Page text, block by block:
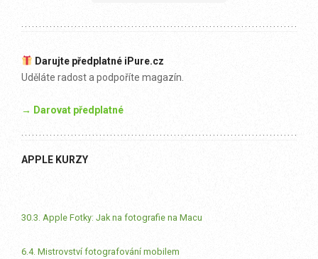
Darujte předplatné iPure.cz
Uděláte radost a podpoříte magazín.
→ Darovat předplatné
APPLE KURZY
30.3. Apple Fotky: Jak na fotografie na Macu
6.4. Mistrovství fotografování mobilem